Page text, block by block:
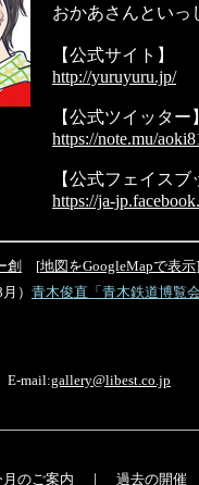
おかあさんといっ
【公式サイト】
http://yuruyuru.jp/
【公式ツイッター】
https://note.mu/
【公式フェイスブ
https://ja-
創 [地図をGoogleMapで表示]
） 青木俊直「青木鉄道博覧
E-mail:gallery@libest.co.jp
月のご案内 ｜ 過去の開催